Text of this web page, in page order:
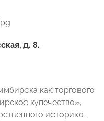
д. 8.
как торгового
купечество»,
историко-